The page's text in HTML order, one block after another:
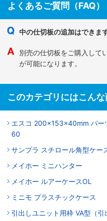
よくあるご質問（FAQ）
中の仕切板の追加はできま
別売の仕切板をご購入して
が可能になります。
このカテゴリにはこんな
エスコ 200×153×40mm パー
60
サンプラ スチロール角型ケー
メイホー ミニハンター
メイホー ルアーケースOL
ミニモ プラスチックケース
引出しユニット用枠 VA型（